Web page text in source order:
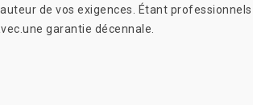
de vos exigences. Étant
garantie décennale.